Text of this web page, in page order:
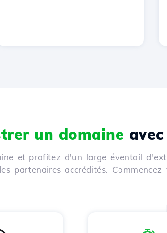
un domaine
et profitez d'un large éventail
partenaires accrédités.